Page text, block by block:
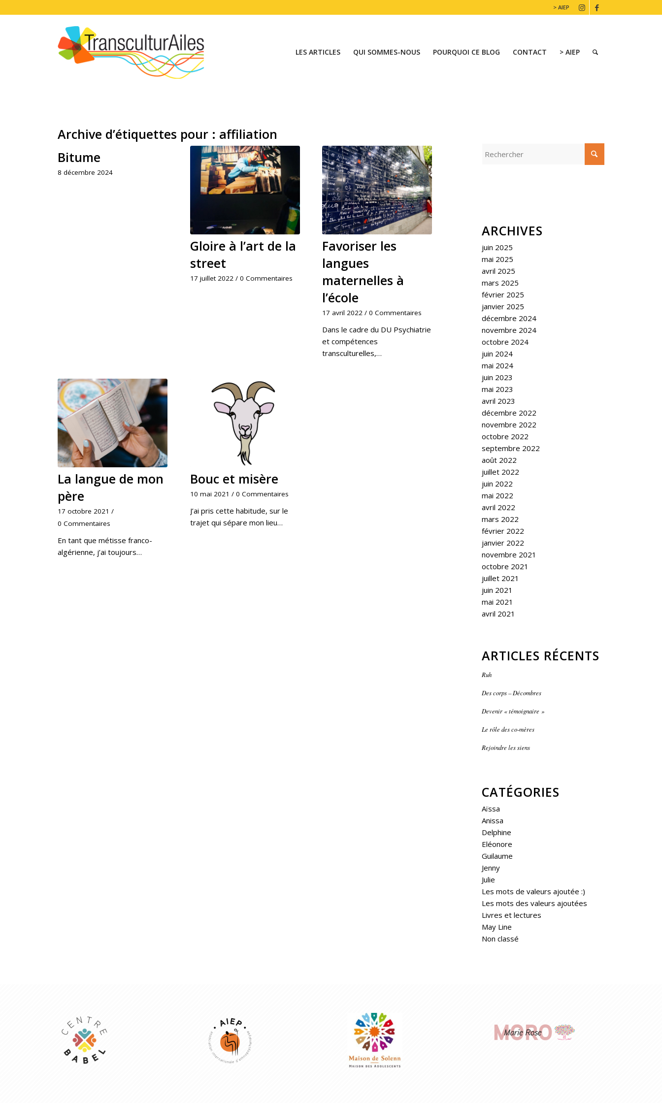
> AIEP
LES ARTICLES QUI SOMMES-NOUS POURQUOI CE BLOG CONTACT > AIEP
Archive d’étiquettes pour : affiliation
Bitume
8 décembre 2024
Gloire à l’art de la
street
17 juillet 2022 / 0 Commentaires
Favoriser les
langues
maternelles à
l’école
17 avril 2022 / 0 Commentaires
Dans le cadre du DU Psychiatrie
et compétences
transculturelles,…
La langue de mon
père
17 octobre 2021 /
0 Commentaires
En tant que métisse franco-
algérienne, j’ai toujours…
Bouc et misère
10 mai 2021 / 0 Commentaires
J’ai pris cette habitude, sur le
trajet qui sépare mon lieu…
ARCHIVES
juin 2025
mai 2025
avril 2025
mars 2025
février 2025
janvier 2025
décembre 2024
novembre 2024
octobre 2024
juin 2024
mai 2024
juin 2023
mai 2023
avril 2023
décembre 2022
novembre 2022
octobre 2022
septembre 2022
août 2022
juillet 2022
juin 2022
mai 2022
avril 2022
mars 2022
février 2022
janvier 2022
novembre 2021
octobre 2021
juillet 2021
juin 2021
mai 2021
avril 2021
ARTICLES RÉCENTS
Ruh
Des corps – Décombres
Devenir « témoignaire »
Le rôle des co-mères
Rejoindre les siens
CATÉGORIES
Aïssa
Anissa
Delphine
Eléonore
Guilaume
Jenny
Julie
Les mots de valeurs ajoutée :)
Les mots des valeurs ajoutées
Livres et lectures
May Line
Non classé